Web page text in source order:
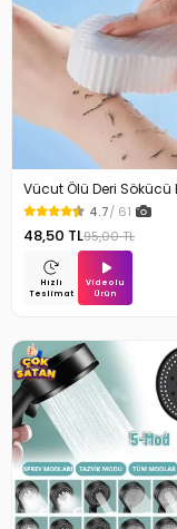
Vücut Ölü Deri Sökücü
Banyo Duş Süngeri
4.7/ 61
48,50 TL95,00 TL
Hızlı
Teslimat
Videolu
Ürün